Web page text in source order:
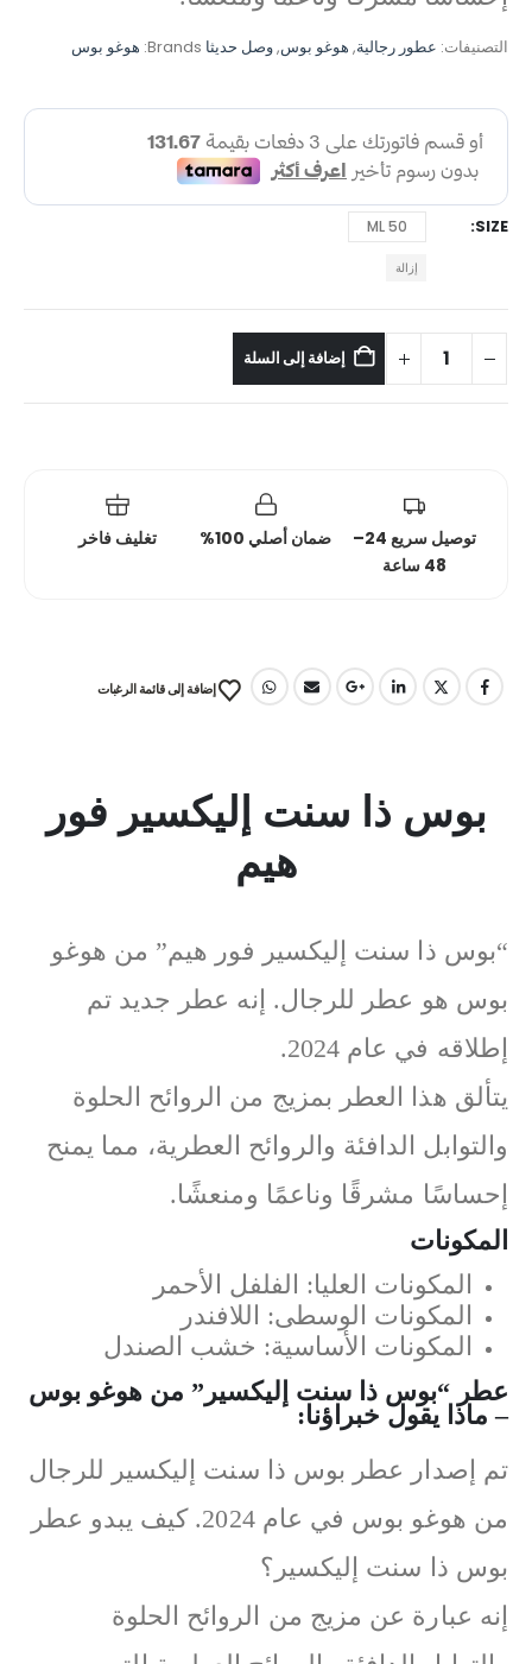
التصنيفات: عطور رجالية, هوغو بوس,وصل حديثا Brands: هوغو بوس
SIZE
50 ML
إزالة
إضافة إلى السلة
توصيل سريع 24–
48 ساعة
ضمان أصلي 100% تغليف فاخر
إضافة إلى قائمة الرغبات
بوس ذا سنت إليكسير فور
هيم
“بوس ذا سنت إليكسير فور هيم” من هوغو
بوس هو عطر للرجال. إنه عطر جديد تم
إطلاقه في عام 2024.
يتألق هذا العطر بمزيج من الروائح الحلوة
والتوابل الدافئة والروائح العطرية، مما يمنح
إحساسًا مشرقًا وناعمًا ومنعشًا.
المكونات
المكونات العليا: الفلفل الأحمر
المكونات الوسطى: اللافندر
المكونات الأساسية: خشب الصندل
عطر “بوس ذا سنت إليكسير” من هوغو بوس
– ماذا يقول خبراؤنا:
تم إصدار عطر بوس ذا سنت إليكسير للرجال
من هوغو بوس في عام 2024. كيف يبدو عطر
بوس ذا سنت إليكسير؟
إنه عبارة عن مزيج من الروائح الحلوة